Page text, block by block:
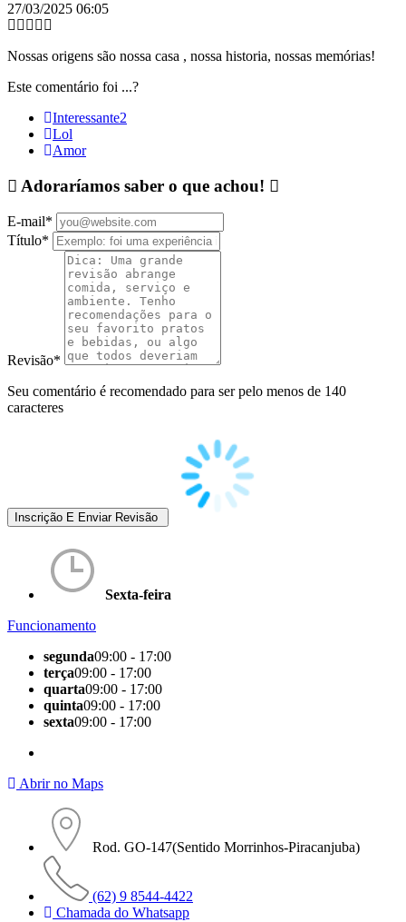
27/03/2025 06:05
Nossas origens são nossa casa , nossa historia, nossas memórias!
Este comentário foi ...?
Interessante2
Lol
Amor
Adoraríamos saber o que achou!
E-mail*
Título*
Revisão*
Seu comentário é recomendado para ser pelo menos de 140
caracteres
Sexta-feira
Funcionamento
segunda09:00 - 17:00
terça09:00 - 17:00
quarta09:00 - 17:00
quinta09:00 - 17:00
sexta09:00 - 17:00
Abrir no Maps
Rod. GO-147(Sentido Morrinhos-Piracanjuba)
(62) 9 8544-4422
Chamada do Whatsapp